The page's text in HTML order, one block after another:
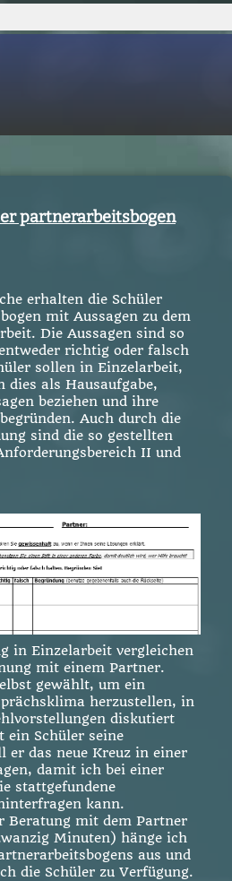
partnerarbeitsbogen
erhalten die Schüler
mit Aussagen zu dem
Die Aussagen sind so
richtig oder falsch
sollen in Einzelarbeit,
dies als Hausaufgabe,
beziehen und ihre
Auch durch die
sind die so gestellten
II und
in Einzelarbeit vergleichen
mit einem Partner.
gewählt, um ein
herzustellen, in
diskutiert
ein Schüler seine
er das neue Kreuz in einer
damit ich bei einer
stattgefundene
kann.
Beratung mit dem Partner
Minuten) hänge ich
aus und
die Schüler zu Verfügung.